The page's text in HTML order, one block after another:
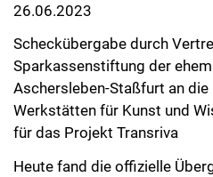
26.06.2023
Scheckübergabe durch
Sparkassenstiftung der
Aschersleben-Staßfurt an
Werkstätten für Kunst und
für das Projekt Transriva
Heute fand die offizielle